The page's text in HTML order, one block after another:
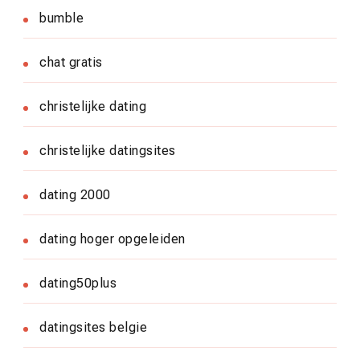
bumble
chat gratis
christelijke dating
christelijke datingsites
dating 2000
dating hoger opgeleiden
dating50plus
datingsites belgie